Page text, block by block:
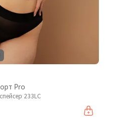
Pro
233LC